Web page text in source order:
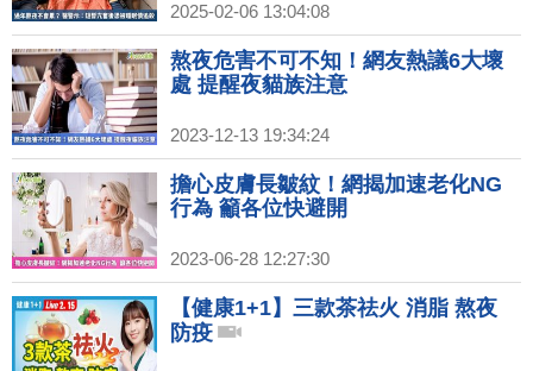
2025-02-06 13:04:08
熬夜危害不可不知！網友熱議6大壞
處 提醒夜貓族注意
2023-12-13 19:34:24
擔心皮膚長皺紋！網揭加速老化NG
行為 籲各位快避開
2023-06-28 12:27:30
【健康1+1】三款茶祛火 消脂 熬夜
防疫